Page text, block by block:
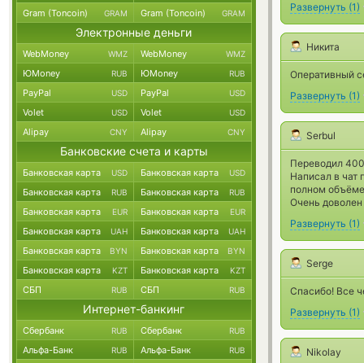
Развернуть (1)
Никита
Оперативный
Развернуть (1)
Serbul
Переводил
Написал в чат
полном
Очень
Развернуть (1)
Serge
Спасибо! Все
Развернуть (1)
Nikolay
Gram (Toncoin) GRAM Gram (Toncoin) GRAM
Электронные деньги
WebMoney WMZ WebMoney WMZ
ЮMoney RUB ЮMoney RUB
PayPal USD PayPal USD
Volet USD Volet USD
Alipay CNY Alipay CNY
Банковские счета и карты
Банковская карта USD Банковская карта USD
Банковская карта RUB Банковская карта RUB
Банковская карта EUR Банковская карта EUR
Банковская карта UAH Банковская карта UAH
Банковская карта BYN Банковская карта BYN
Банковская карта KZT Банковская карта KZT
СБП RUB СБП RUB
Интернет-банкинг
Сбербанк RUB Сбербанк RUB
Альфа-Банк RUB Альфа-Банк RUB